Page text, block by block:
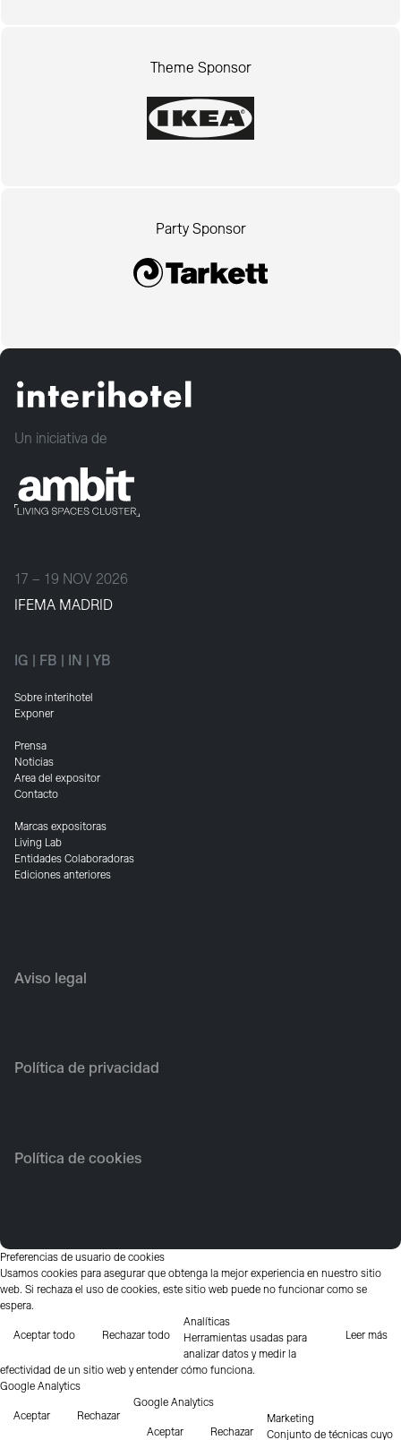
Theme Sponsor
Party Sponsor
Un iniciativa de
17 – 19 NOV 2026
IFEMA MADRID
IG FB IN YB
Sobre interihotel
Exponer
Prensa
Noticias
Area del expositor
Contacto
Marcas expositoras
Living Lab
Entidades Colaboradoras
Ediciones anteriores
Aviso legal
Política de privacidad
Política de cookies
Preferencias de usuario de cookies
Usamos cookies para asegurar que obtenga la mejor experiencia en nuestro sitio
web. Si rechaza el uso de cookies, este sitio web puede no funcionar como se
espera.
Aceptar todo Rechazar todo Leer más
Analíticas
Herramientas usadas para
analizar datos y medir la
efectividad de un sitio web y entender cómo funciona.
Google Analytics
Aceptar Rechazar
Google Analytics
Aceptar Rechazar
Marketing
Conjunto de técnicas cuyo